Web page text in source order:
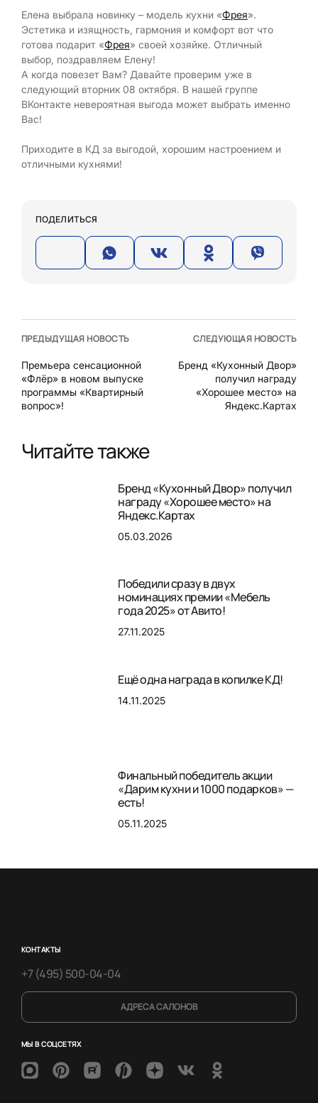
Елена выбрала новинку – модель кухни «Фрея».
Эстетика и изящность, гармония и комфорт вот что
готова подарит «Фрея» своей хозяйке. Отличный
выбор, поздравляем Елену!
А когда повезет Вам? Давайте проверим уже в
следующий вторник 08 октября. В нашей группе
ВКонтакте невероятная выгода может выбрать именно
Вас!
Приходите в КД за выгодой, хорошим настроением и
отличными кухнями!
ПОДЕЛИТЬСЯ
ПРЕДЫДУЩАЯ НОВОСТЬ
Премьера сенсационной
«Флёр» в новом выпуске
программы «Квартирный
вопрос»!
СЛЕДУЮЩАЯ НОВОСТЬ
Бренд «Кухонный Двор»
получил награду
«Хорошее место» на
Яндекс.Картах
Читайте также
Бренд «Кухонный Двор» получил
награду «Хорошее место» на
Яндекс.Картах
05.03.2026
Победили сразу в двух
номинациях премии «Мебель
года 2025» от Авито!
27.11.2025
Ещё одна награда в копилке КД!
14.11.2025
Финальный победитель акции
«Дарим кухни и 1000 подарков» —
есть!
05.11.2025
КОНТАКТЫ
+7 (495) 500-04-04
АДРЕСА САЛОНОВ
МЫ В СОЦСЕТЯХ